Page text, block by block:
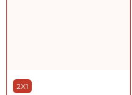
2X1